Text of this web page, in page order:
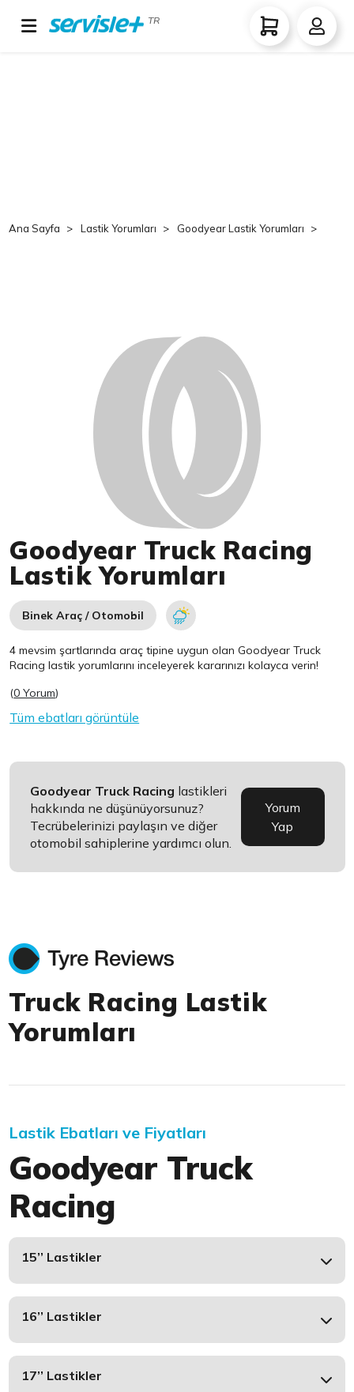
TR
Ana Sayfa Lastik Yorumları Goodyear Lastik Yorumları
Goodyear Truck Racing
Lastik Yorumları
Binek Araç / Otomobil
4 mevsim şartlarında araç tipine uygun olanGoodyear Truck
Racing lastik yorumlarını inceleyerek kararınızı kolayca verin!
(0 Yorum)
Tüm ebatları görüntüle
Goodyear Truck Racing lastikleri
hakkında ne düşünüyorsunuz?
Tecrübelerinizi paylaşın ve diğer
otomobil sahiplerine yardımcı olun.
Yorum
Yap
Truck Racing Lastik
Yorumları
Lastik Ebatları ve Fiyatları
Goodyear Truck
Racing
15’’ Lastikler
16’’ Lastikler
17’’ Lastikler